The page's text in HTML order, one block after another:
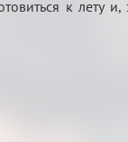
к лету